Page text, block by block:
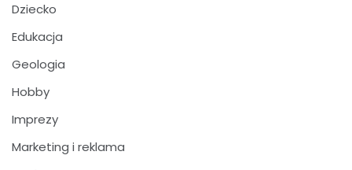
Dziecko
Edukacja
Geologia
Hobby
Imprezy
Marketing i reklama